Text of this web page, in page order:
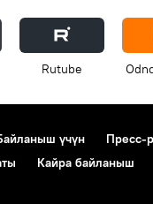
Rutube
үчүн Пресс-
Кайра байланыш